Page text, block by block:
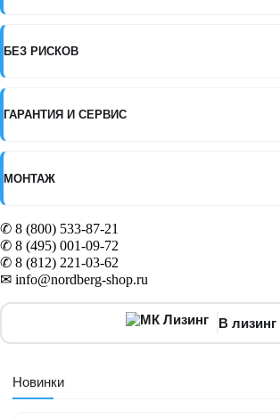
тележкой
БЕЗ РИСКОВ
ГАРАНТИЯ И СЕРВИС
МОНТАЖ
✆ 8 (800) 533-87-21
✆ 8 (495) 001-09-72
✆ 8 (812) 221-03-62
✉ info@nordberg-shop.ru
В лизинг
Новинки